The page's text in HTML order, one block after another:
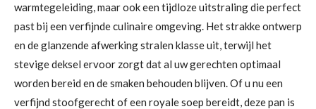
warmtegeleiding, maar ook een tijdloze uitstraling die perfect
past bij een verfijnde culinaire omgeving. Het strakke ontwerp
en de glanzende afwerking stralen klasse uit, terwijl het
stevige deksel ervoor zorgt dat al uw gerechten optimaal
worden bereid en de smaken behouden blijven. Of u nu een
verfijnd stoofgerecht of een royale soep bereidt, deze pan is